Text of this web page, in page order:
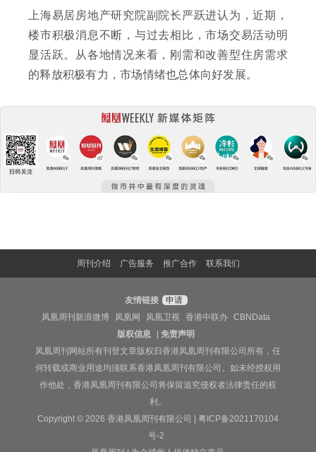
上海易居房地产研究院副院长严跃进认为，近期，
楼市积极消息不断，与过去相比，市场交易活动明
显活跃。从各地情况来看，刚需和改善型住房需求
的释放积极有力，市场情绪也总体向好发展。
周刊介绍 广告服务 推广合作 联系我们
友情链接
申请
凤凰周刊新浪微博
凤凰网 凤凰卫视 香港中联办
CBNData
版权信息
|免责声明
凤凰周刊网站所有刊登文章版权归香港凤凰周刊有限公司所有，任
何转载或商业用途均须联系香港凤凰周刊有限公司。如未经授权用
作他处，香港凤凰周刊有限公司将保留追究侵权者法律责任的权
利。
Copyright © 2026 香港凤凰周刊有限公司 | 粤ICP备2021170104
号-2